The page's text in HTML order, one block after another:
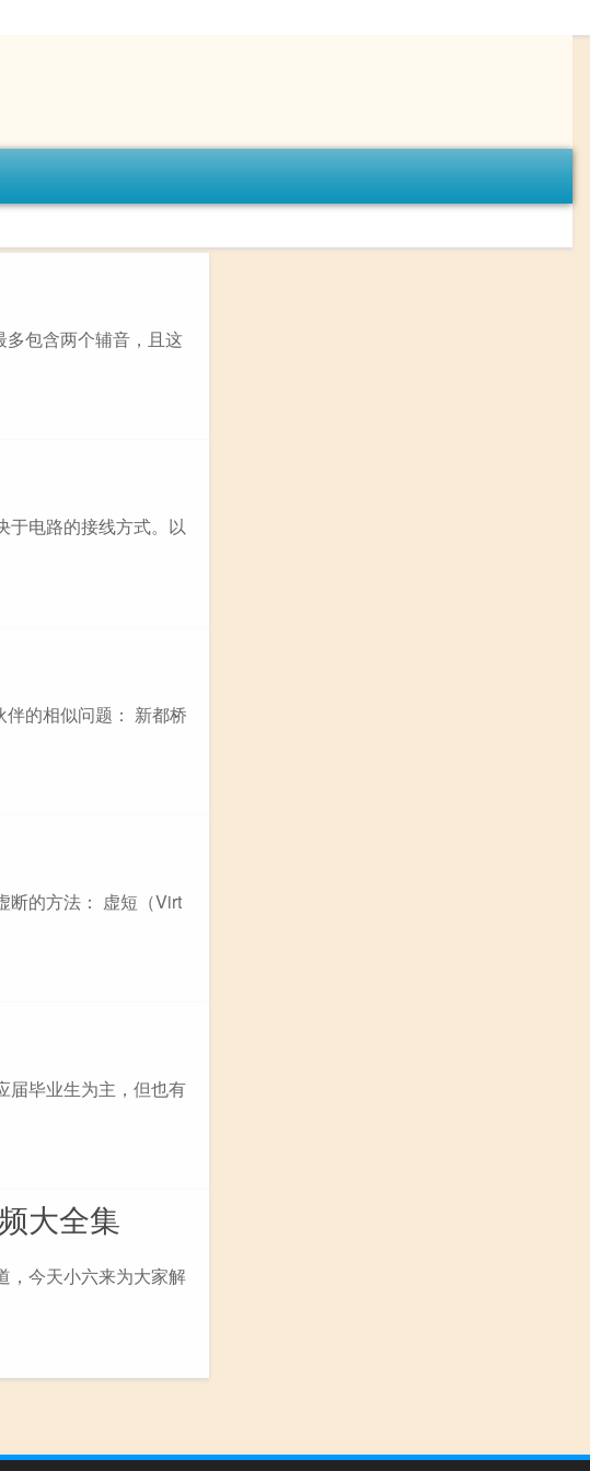
包含两个辅音，且这
于电路的接线方式。以
的相似问题： 新都桥
断的方法： 虚短（Virt
届毕业生为主，但也有
大全集
，今天小六来为大家解